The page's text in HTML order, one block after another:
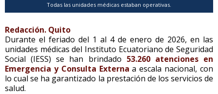
Todas las unidades médicas estaban operativas.
Redacción. Quito
Durante el feriado del 1 al 4 de enero de 2026, en las
unidades médicas del Instituto Ecuatoriano de Seguridad
Social (IESS) se han brindado 53.260 atenciones en
Emergencia y Consulta Externa a escala nacional, con
lo cual se ha garantizado la prestación de los servicios de
salud.